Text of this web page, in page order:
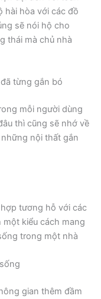
hài hòa với các đồ
sẽ nói hộ cho
thái mà chủ nhà
từng gắn bó
mỗi người dùng
thì cũng sẽ nhớ về
nội thất gắn
tương hỗ với các
kiểu cách mang
trong một nhà
gian thêm đầm